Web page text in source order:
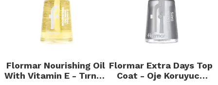
Flormar Nourishing Oil
With Vitamin E - Tırnak
Flormar Extra Days Top
Coat - Oje Koruyucu